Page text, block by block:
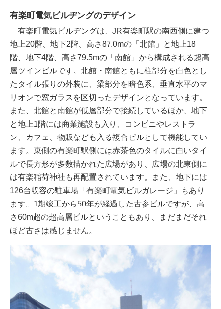
有楽町電気ビルヂングのデザイン
有楽町電気ビルヂングは、JR有楽町駅の南西側に建つ
地上20階、地下2階、高さ87.0mの「北館」と地上18
階、地下4階、高さ79.5mの「南館」から構成される超高
層ツインビルです。北館・南館ともに柱部分を白色とし
たタイル張りの外装に、梁部分を暗色系、垂直水平のマ
リオンで窓ガラスを区切ったデザインとなっています。
また、北館と南館が低層部分で接続しているほか、地下
と地上1階には商業施設も入り、コンビニやレストラ
ン、カフェ、物販なども入る複合ビルとして機能してい
ます。東側の有楽町駅側には赤茶色のタイルに白いタイ
ルで長方形が多数描かれた広場があり、広場の北東側に
は有楽稲荷神社も再配置されています。また、地下には
126台収容の駐車場「有楽町電気ビルガレージ」もあり
ます。1期竣工から50年が経過した古参ビルですが、高
さ60m超の超高層ビルということもあり、まだまだそれ
ほど古さは感じません。